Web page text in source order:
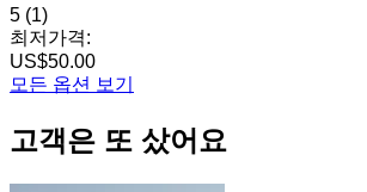
5 (1)
최저가격:
US$50.00
모든 옵션 보기
고객은 또 샀어요